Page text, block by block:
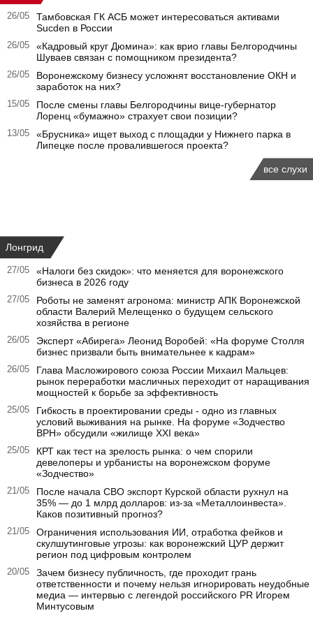
26/05
Тамбовская ГК АСБ может интересоваться активами
Sucden в России
26/05
«Кадровый круг Дюмина»: как врио главы Белгородчины
Шуваев связан с помощником президента?
26/05
Воронежскому бизнесу усложнят восстановление ОКН и
заработок на них?
15/05
После смены главы Белгородчины вице-губернатор
Лоренц «бумажно» страхует свои позиции?
13/05
«Брусника» ищет выход с площадки у Нижнего парка в
Липецке после провалившегося проекта?
все слухи
Лонгрид
27/05
«Налоги без скидок»: что меняется для воронежского
бизнеса в 2026 году
27/05
Роботы не заменят агронома: министр АПК Воронежской
области Валерий Мелещенко о будущем сельского
хозяйства в регионе
26/05
Эксперт «Абирега» Леонид Воробей: «На форуме Столля
бизнес призвали быть внимательнее к кадрам»
26/05
Глава Масложирового союза России Михаил Мальцев:
рынок переработки масличных переходит от наращивания
мощностей к борьбе за эффективность
25/05
Гибкость в проектировании среды - одно из главных
условий выживания на рынке. На форуме «Зодчество
ВРН» обсудили «жилище XXI века»
25/05
КРТ как тест на зрелость рынка: о чем спорили
девелоперы и урбанисты на воронежском форуме
«Зодчество»
21/05
После начала СВО экспорт Курской области рухнул на
35% — до 1 млрд долларов: из-за «Металлоинвеста».
Каков позитивный прогноз?
21/05
Ограничения использования ИИ, отработка фейков и
скулшутинговые угрозы: как воронежский ЦУР держит
регион под цифровым контролем
20/05
Зачем бизнесу публичность, где проходит грань
ответственности и почему нельзя игнорировать неудобные
медиа — интервью с легендой российского PR Игорем
Минтусовым